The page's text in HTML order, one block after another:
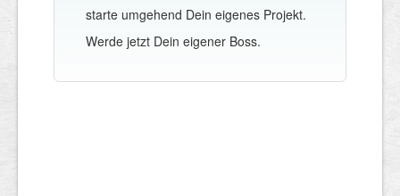
starte umgehend Dein eigenes Projekt.
Werde jetzt Dein eigener Boss.